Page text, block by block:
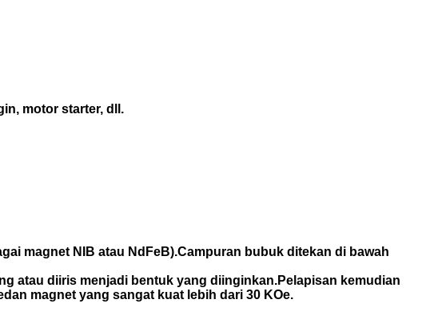
motor starter, dll.
magnet NIB atau NdFeB).Campuran bubuk ditekan di bawah
atau diiris menjadi bentuk yang diinginkan.Pelapisan kemudian
magnet yang sangat kuat lebih dari 30 KOe.